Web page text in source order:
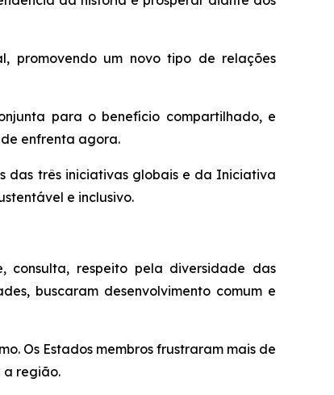
promovendo um novo tipo de relações
para o benefício compartilhado, e
enfrenta agora.
das três iniciativas globais e da Iniciativa
e inclusivo.
consulta, respeito pela diversidade das
buscaram desenvolvimento comum e
Os Estados membros frustraram mais de
a região.